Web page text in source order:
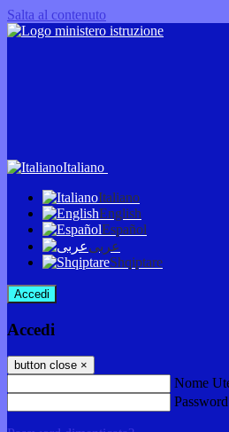
Salta al contenuto
Italiano
Italiano
English
Español
عربى
Shqiptare
Accedi
Accedi
button close ×
Nome
Password